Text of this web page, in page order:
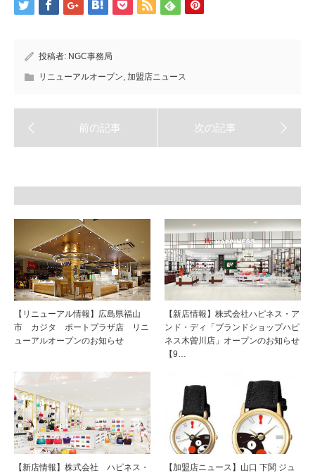
投稿者: NGC事務局
リニューアルオープン, 加盟店ニュース
【リニューアル情報】広島県福山
市 カジタ ポートプラザ店 リニ
ューアルオープンのお知らせ
【新店情報】株式会社ハピネス・ア
ンド・ディ「ブランドショップハピ
ネス木曽川店」オープンのお知らせ
【9…
【新店情報】株式会社 ハピネス・
【加盟店ニュース】山口 下関 ジュ